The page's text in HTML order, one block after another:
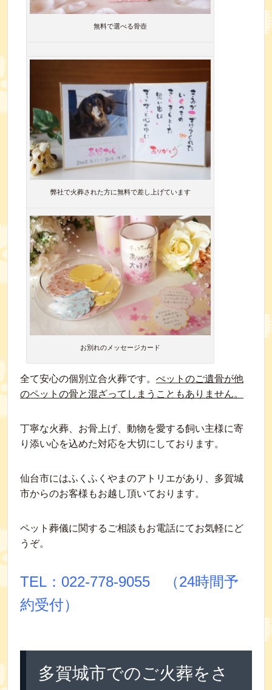
無料で選べる骨壺
弊社で火葬された方に無料で差し上げています
お別れのメッセージカード
全て安心の個別立合火葬です。 ぺットのご遺骨が他
のペットの骨と混ざってしまうこともありません。
丁寧な火葬、お骨上げ、動物を愛する飼い主様に寄
り添い心を込めた対応を大切にしております。
仙台市にはふくふくやまのアトリエがあり、多賀城
市からのお客様もお越し頂いております。
ペット葬儀に関するご相談もお電話にてお気軽にど
うぞ。
TEL：022‐778‐9055 （24時間予
約受付）
多賀城市でのご火葬をさ